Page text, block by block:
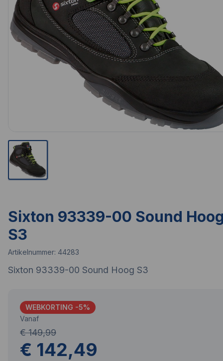
Sixton 93339-00 Sound
S3
Artikelnummer: 44283
Sixton 93339-00 Sound Hoog S3
WEBKORTING -5%
Vanaf
€ 149,99
€ 142,49